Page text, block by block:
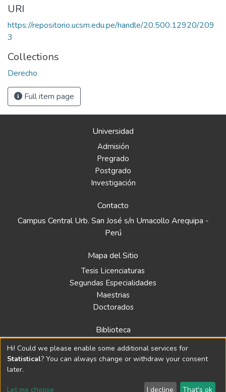
URI
https://repositorio.ucsm.edu.pe/handle/20.500.12920/209
3
Collections
Derecho
Full item page
Universidad
Admisión
Pregrado
Postgrado
Investigación
Contacto
Campus Central Urb. San José s/n Umacollo Arequipa -
Perú
Mapa del Sitio
Tesis Licenciaturas
Segundas Especialidades
Maestrias
Doctorados
Biblioteca
Política
Normativa
Hi! Could we please enable some additional services for
Statistical? You can always change or withdraw your consent
later.
Let me choose I decline That's ok